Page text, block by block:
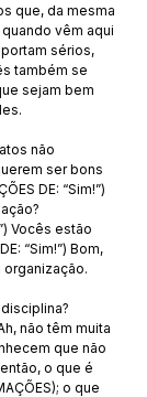
que, da mesma
vêm aqui
sérios,
também se
sejam bem
não
ser bons
DE: “Sim!”)
Vocês estão
“Sim!”) Bom,
não têm muita
que não
o que é
o que